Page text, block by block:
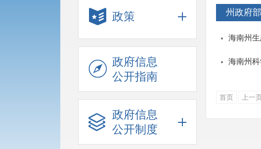
政策
政府信息
公开指南
政府信息
公开制度
州政府
海南州
海南州
首页 上一